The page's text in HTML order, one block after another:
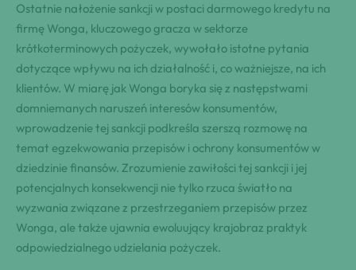
Ostatnie nałożenie sankcji w postaci darmowego kredytu na
firmę Wonga, kluczowego gracza w sektorze
krótkoterminowych pożyczek, wywołało istotne pytania
dotyczące wpływu na ich działalność i, co ważniejsze, na ich
klientów. W miarę jak Wonga boryka się z następstwami
domniemanych naruszeń interesów konsumentów,
wprowadzenie tej sankcji podkreśla szerszą rozmowę na
temat egzekwowania przepisów i ochrony konsumentów w
dziedzinie finansów. Zrozumienie zawiłości tej sankcji i jej
potencjalnych konsekwencji nie tylko rzuca światło na
wyzwania związane z przestrzeganiem przepisów przez
Wonga, ale także ujawnia ewoluujący krajobraz praktyk
odpowiedzialnego udzielania pożyczek.